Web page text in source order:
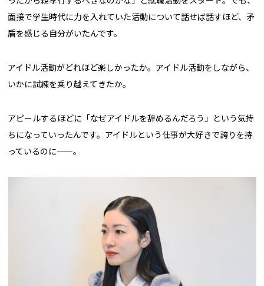
面接で学生時代に力を入れていた活動について話せば話すほど、矛
盾を感じる自分がいたんです。
アイドル活動がどれほど楽しかったか。アイドル活動をしながら、
いかに試練を乗り越えてきたか。
アピールするほどに「なぜアイドルを辞めるんだろう」という気持
ちになっていったんです。アイドルという仕事が大好きで誇りを持
っているのに——。